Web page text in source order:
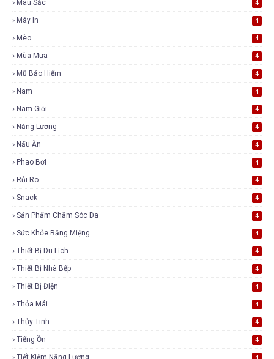
Màu Sắc 4
Máy In 4
Mèo 4
Mùa Mưa 4
Mũ Bảo Hiểm 4
Nam 4
Nam Giới 4
Năng Lượng 4
Nấu Ăn 4
Phao Bơi 4
Rủi Ro 4
Snack 4
Sản Phẩm Chăm Sóc Da 4
Sức Khỏe Răng Miệng 4
Thiết Bị Du Lịch 4
Thiết Bị Nhà Bếp 4
Thiết Bị Điện 4
Thỏa Mái 4
Thủy Tinh 4
Tiếng Ồn 4
Tiết Kiệm Năng Lượng 4